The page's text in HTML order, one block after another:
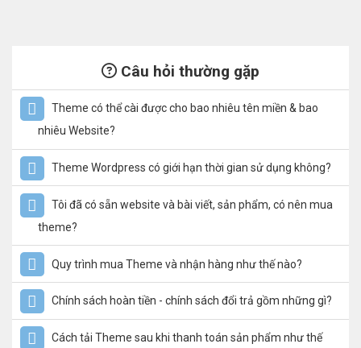
Câu hỏi thường gặp
Theme có thể cài được cho bao nhiêu tên miền & bao
nhiêu Website?
Theme Wordpress có giới hạn thời gian sử dụng không?
Tôi đã có sẵn website và bài viết, sản phẩm, có nên mua
theme?
Quy trình mua Theme và nhận hàng như thế nào?
Chính sách hoàn tiền - chính sách đổi trả gồm những gì?
Cách tải Theme sau khi thanh toán sản phẩm như thế